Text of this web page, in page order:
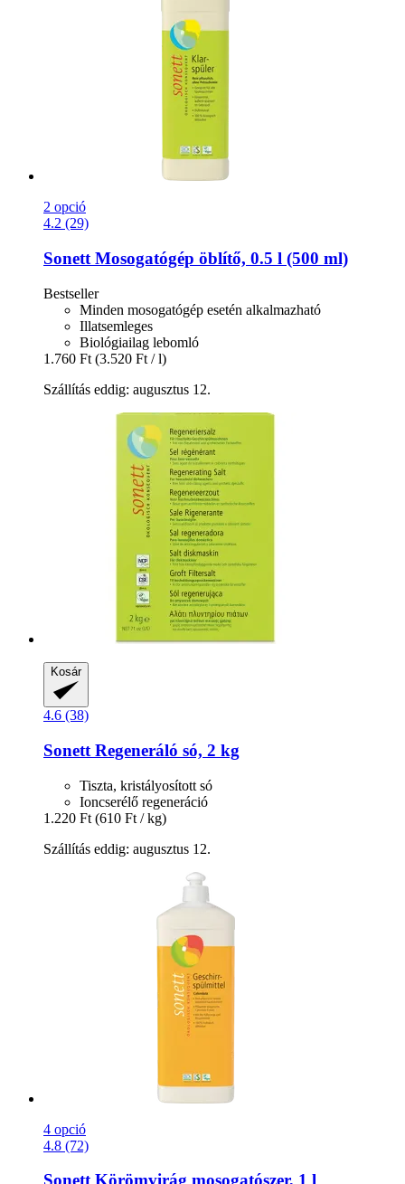
2 opció
4.2 (29)
Sonett Mosogatógép öblítő, 0.5 l (500 ml)
Bestseller
Minden mosogatógép esetén alkalmazható
Illatsemleges
Biológiailag lebomló
1.760 Ft (3.520 Ft / l)
Szállítás eddig: augusztus 12.
Kosár
4.6 (38)
Sonett Regeneráló só, 2 kg
Tiszta, kristályosított só
Ioncserélő regeneráció
1.220 Ft (610 Ft / kg)
Szállítás eddig: augusztus 12.
4 opció
4.8 (72)